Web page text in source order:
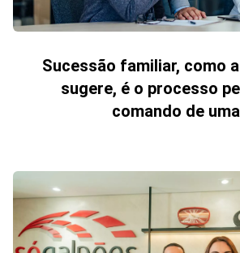
Sucessão familiar, como
sugere, é o processo
comando de